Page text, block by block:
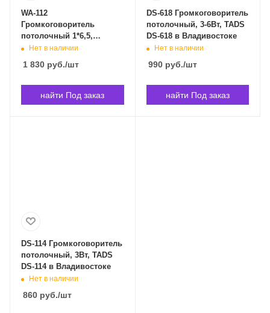
WA-112
Громкоговоритель
потолочный 1*6,5,
70/100B, 3/6 Вт, 100 дБ, 80-
Владивостоке
Нет в наличии
1 830 руб./шт
найти Под заказ
DS-618 Громкоговоритель
потолочный, 3-6Вт, TADS
DS-618 в Владивостоке
Нет в наличии
990руб./шт
найти Под заказ
DS-114 Громкоговоритель
потолочный, 3Вт, TADS
DS-114 в Владивостоке
Нет в наличии
860 руб./шт